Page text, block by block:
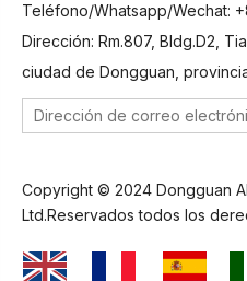
Teléfono/Whatsapp/Wechat:
Dirección: Rm.807, Bldg.D2,
ciudad de Dongguan,
Copyright © 2024 Dongguan
Ltd.Reservados todos los